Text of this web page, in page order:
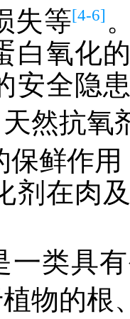
失等[4-6]
白氧化
安全隐
天然抗氧
保鲜作
剂在肉
一类具
植物的